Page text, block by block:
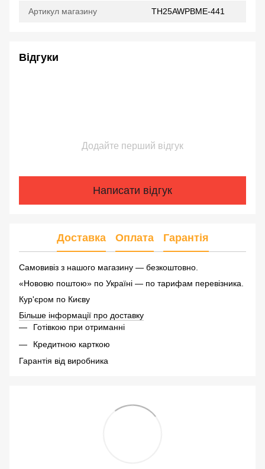
Артикул магазину TH25AWPBME-441
Відгуки
Додайте перший відгук
Написати відгук
Доставка Оплата Гарантія
Самовивіз з нашого магазину — безкоштовно.
«Нововю поштою» по Україні — по тарифам перевізника.
Кур'єром по Києву
Більше інформації про доставку
Готівкою при отриманні
Кредитною карткою
Гарантія від виробника